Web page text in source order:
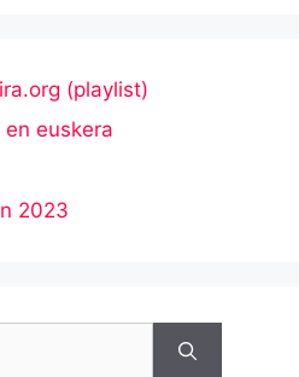
(playlist)
euskera
2023